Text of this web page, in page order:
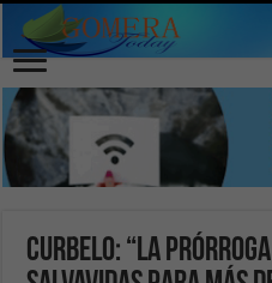
Curbelo: “La prórroga